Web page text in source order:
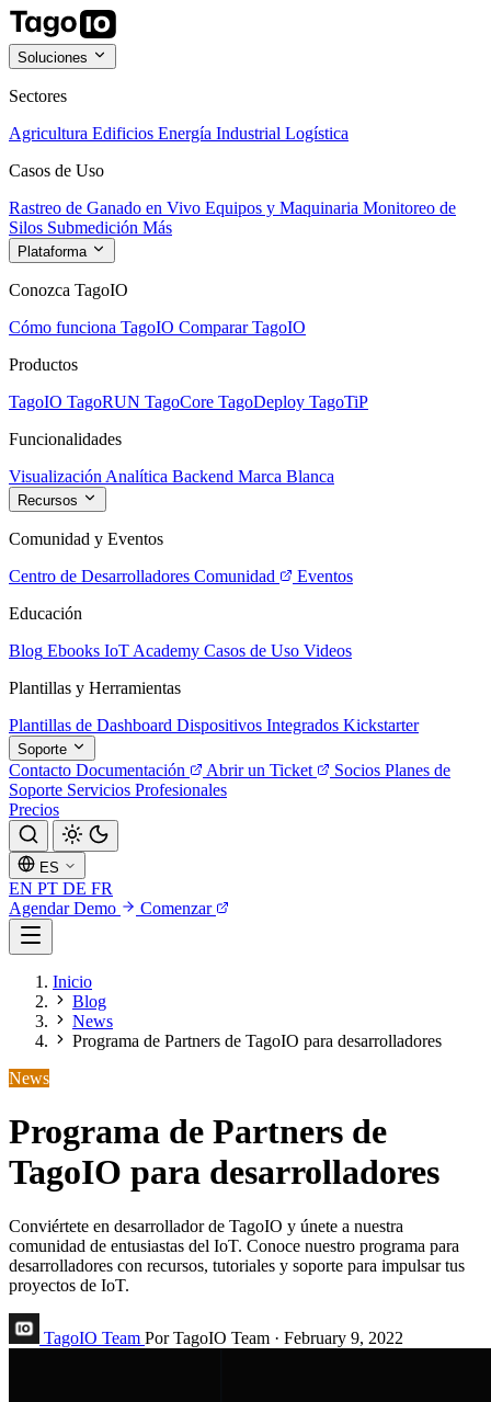
Soluciones
Sectores
Agricultura Edificios Energía Industrial Logística
Casos de Uso
Rastreo de Ganado en Vivo Equipos y Maquinaria Monitoreo de
Silos Submedición Más
Plataforma
Conozca TagoIO
Cómo funciona TagoIO Comparar TagoIO
Productos
TagoIO TagoRUN TagoCore TagoDeploy TagoTiP
Funcionalidades
Visualización Analítica Backend Marca Blanca
Recursos
Comunidad y Eventos
Centro de Desarrolladores Comunidad
Eventos
Educación
Blog Ebooks IoT Academy Casos de Uso Videos
Plantillas y Herramientas
Plantillas de Dashboard Dispositivos Integrados Kickstarter
Soporte
Contacto Documentación Abrir un Ticket Socios Planes de
Soporte Servicios Profesionales
Precios
ES
EN PT DE FR
Agendar Demo
Comenzar
Inicio
Blog
News
Programa de Partners de TagoIO para desarrolladores
News
Programa de Partners de
TagoIO para desarrolladores
Conviértete en desarrollador de TagoIO y únete a nuestra
comunidad de entusiastas del IoT. Conoce nuestro programa para
desarrolladores con recursos, tutoriales y soporte para impulsar tus
proyectos de IoT.
TagoIO Team Por TagoIO Team · February 9, 2022